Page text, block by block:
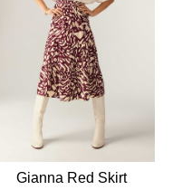
Gianna Red Skirt